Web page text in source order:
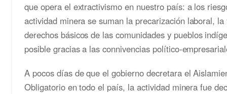
que opera el extractivismo en nuestro país: a los
actividad minera se suman la precarización laboral,
derechos básicos de las comunidades y pueblos
posible gracias a las connivencias político-
A pocos días de que el gobierno decretara el
Obligatorio en todo el país, la actividad minera fue